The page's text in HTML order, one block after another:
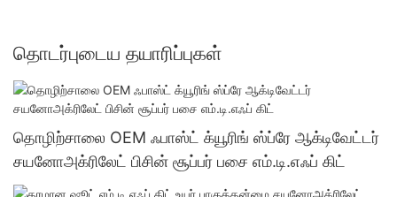
தொடர்புடைய தயாரிப்புகள்
தொழிற்சாலை OEM ஃபாஸ்ட் க்யூரிங் ஸ்ப்ரே ஆக்டிவேட்டர்
சயனோஅக்ரிலேட் பிசின் சூப்பர் பசை எம்.டி.எஃப் கிட்